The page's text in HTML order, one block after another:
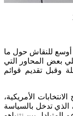
أوسع للنقاش حول ما
بعض المحاور التي
وقبل تقديم قوائم
الأمريكية،
الذي تدخل بالسياسة